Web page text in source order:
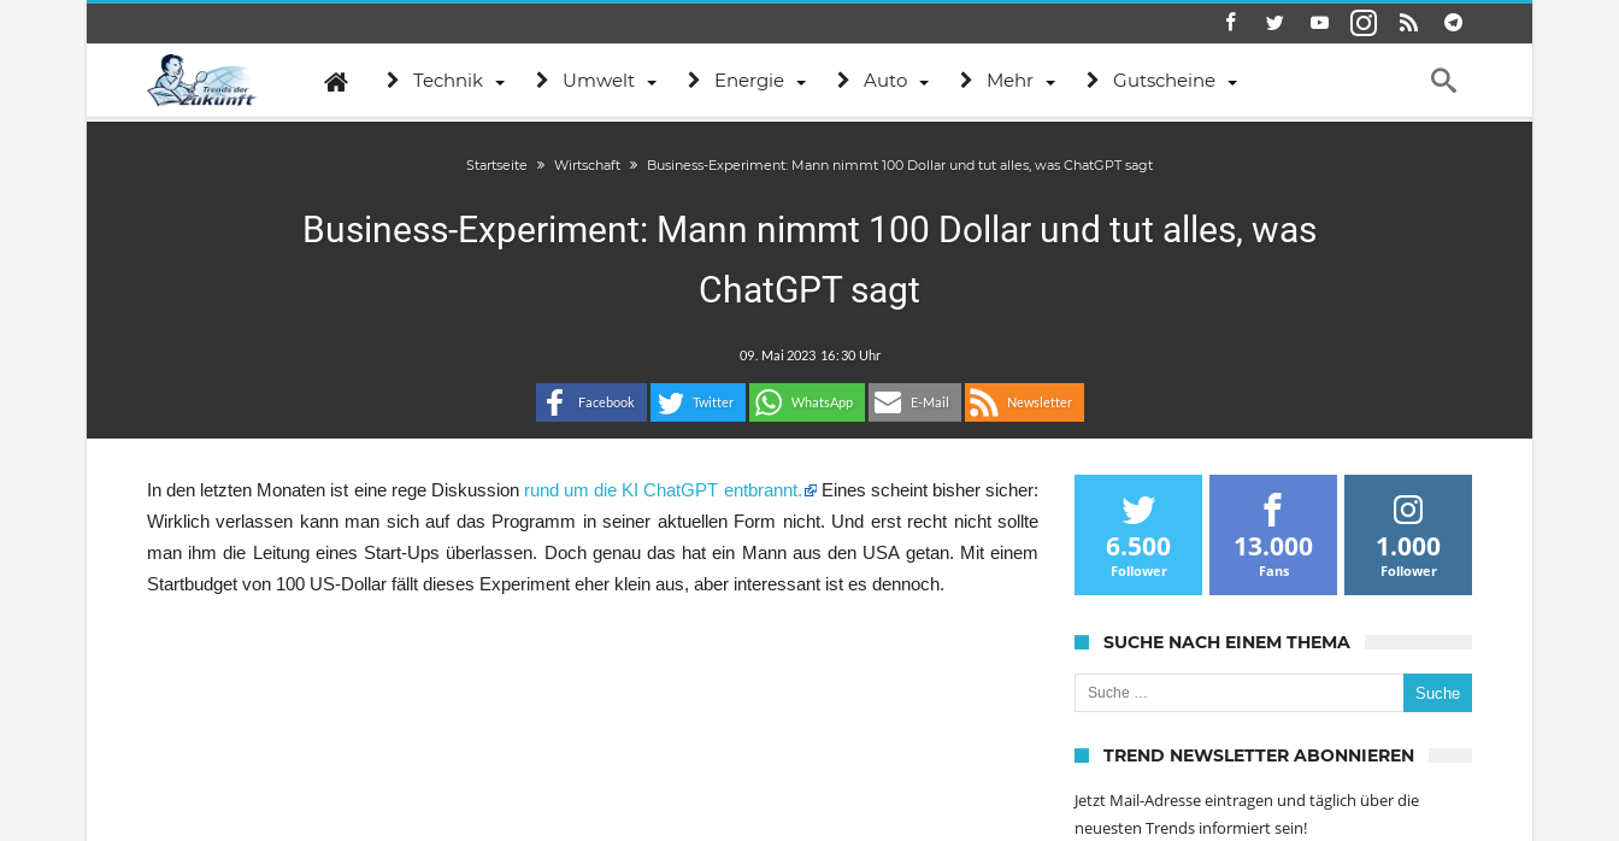
Technik Umwelt Energie Auto Mehr Gutscheine
Startseite Wirtschaft Business-Experiment: Mann nimmt 100 Dollar und tut alles, was ChatGPT sagt
Business-Experiment: Mann nimmt 100 Dollar und tut alles, was
ChatGPT sagt
:
Facebook Twitter WhatsApp E-Mail Newsletter
In den letzten Monaten ist eine rege Diskussionrund um die KI ChatGPT entbrannt.
Eines scheint bisher sicher:
Wirklich verlassen kann man sich auf das Programm in seiner aktuellen Form nicht. Und erst recht nicht sollte
man ihm die Leitung eines Start-Ups überlassen. Doch genau das hat ein Mann aus den USA getan. Mit einem
Startbudget von 100 US-Dollar fällt dieses Experiment eher klein aus, aber interessant ist es dennoch.
6.500
Follower
13.000
Fans
1.000
Follower
SUCHE NACH EINEM THEMA
Suche nach:
TREND NEWSLETTER ABONNIEREN
Jetzt Mail-Adresse eintragen und täglich über die
neuesten Trends informiert sein!